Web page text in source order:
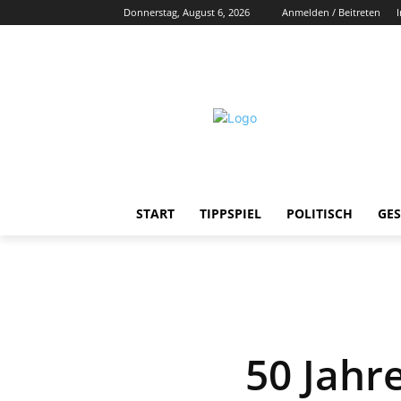
Donnerstag, August 6, 2026 Anmelden / Beitreten
START TIPPSPIEL POLITISCH
50